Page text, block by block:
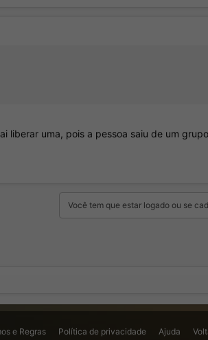
liberar uma, pois a pessoa saiu de um
Você tem que estar logado ou se
e Regras Política de privacidade Ajuda